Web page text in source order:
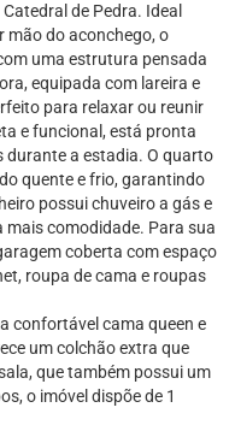
de Pedra. Ideal
mão do aconchego, o
uma estrutura pensada
equipada com lareira e
para relaxar ou reunir
e funcional, está pronta
durante a estadia. O quarto
quente e frio, garantindo
possui chuveiro a gás e
comodidade. Para sua
coberta com espaço
roupa de cama e roupas
confortável cama queen e
um colchão extra que
que também possui um
o imóvel dispõe de 1